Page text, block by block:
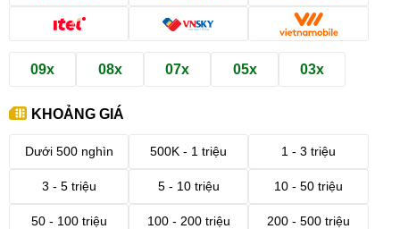
09x 08x 07x 05x 03x
KHOẢNG GIÁ
Dưới 500 nghìn 500K - 1 triệu 1 - 3 triệu
3 - 5 triệu 5 - 10 triệu 10 - 50 triệu
50 - 100 triệu 100 - 200 triệu 200 - 500 triệu